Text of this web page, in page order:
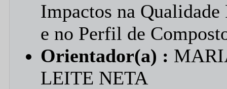
Impactos na
e no Perfil de
Orientador(a) :
LEITE NETA